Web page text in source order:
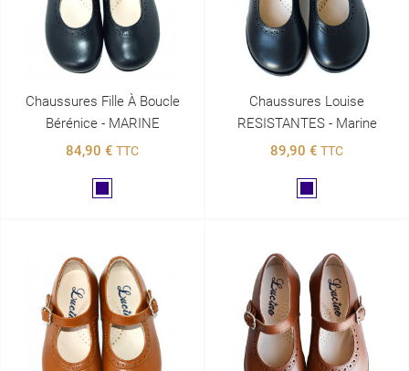
Chaussures Fille À Boucle
Bérénice - MARINE
84,90 € TTC
Chaussures Louise
RESISTANTES - Marine
89,90 € TTC